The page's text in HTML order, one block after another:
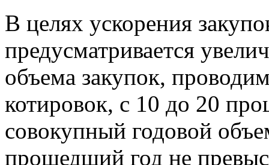
В целях ускорения
предусматривается
объема закупок,
котировок, с 10 до 20
совокупный годовой
прошедший год не